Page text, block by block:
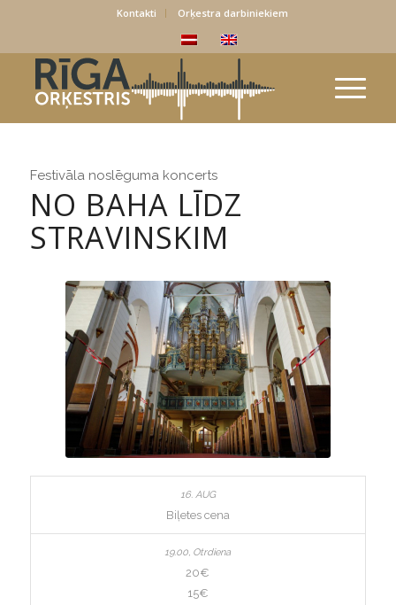
Kontakti Orķestra darbiniekiem
Festivāla noslēguma koncerts
NO BAHA LĪDZ
STRAVINSKIM
Biļetes cena
20€
15€